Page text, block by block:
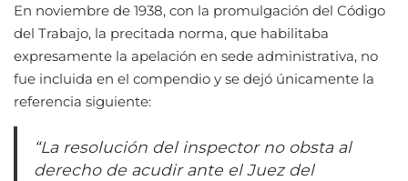
En noviembre de 1938, con la promulgación del Código
del Trabajo, la precitada norma, que habilitaba
expresamente la apelación en sede administrativa, no
fue incluida en el compendio y se dejó únicamente la
referencia siguiente:
“La resolución del inspector no obsta al
derecho de acudir ante el Juez del